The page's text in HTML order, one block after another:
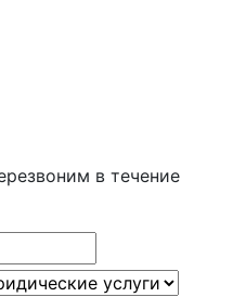
в течение